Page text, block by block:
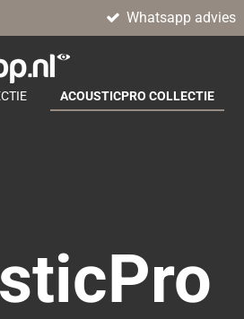
Whatsapp advies
ACOUSTICPRO COLLECTIE